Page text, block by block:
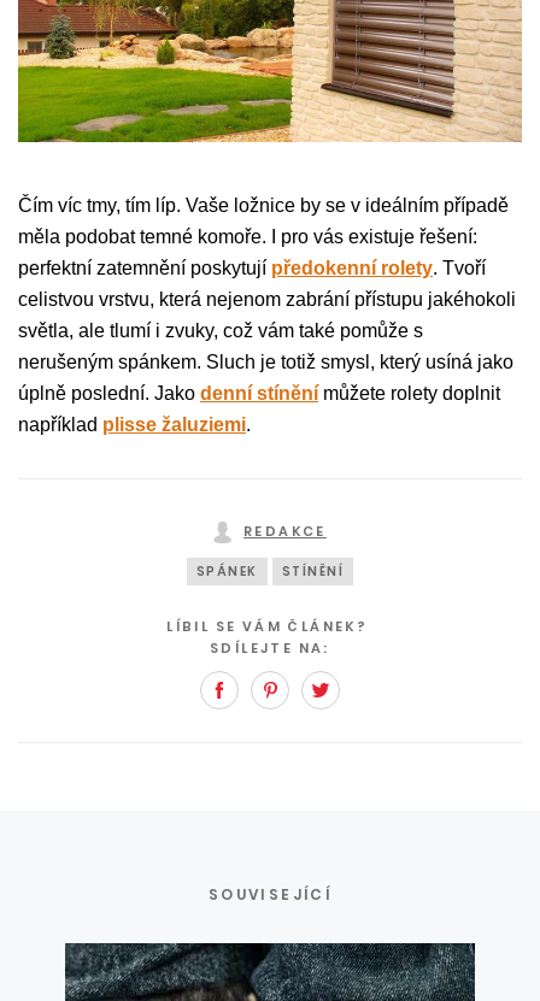
Čím víc tmy, tím líp. Vaše ložnice by se v ideálním případě
měla podobat temné komoře. I pro vás existuje řešení:
perfektní zatemnění poskytují předokenní rolety. Tvoří
celistvou vrstvu, která nejenom zabrání přístupu jakéhokoli
světla, ale tlumí i zvuky, což vám také pomůže s
nerušeným spánkem. Sluch je totiž smysl, který usíná jako
úplně poslední. Jako denní stínění můžete rolety doplnit
například plisse žaluziemi.
REDAKCE
SPÁNEK STÍNĚNÍ
LÍBIL SE VÁM ČLÁNEK?
SDÍLEJTE NA:
FacebookPinterest
SOUVISEJÍCÍ